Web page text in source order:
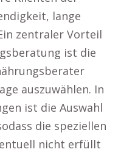
lange
zentraler Vorteil
ist die
auszuwählen. In
ist die Auswahl
die speziellen
nicht erfüllt